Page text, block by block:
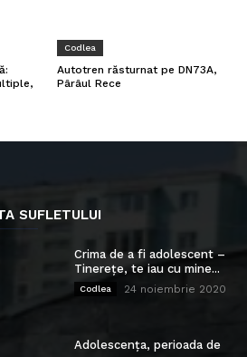
Codlea
Autotren răsturnat pe DN73A,
Pârâul Rece
SUFLETULUI
Crima de a fi adolescent –
Tinerețe, te iau cu mine...
Codlea 24 noiembrie 2020
Adolescența, perioada de